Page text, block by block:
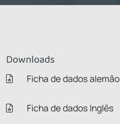
Downloads
Ficha de dados alemão
Ficha de dados Inglês